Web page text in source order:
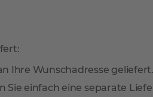
Ihre Wunschadresse
Sie einfach eine separate